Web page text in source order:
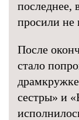
последнее,
просили не
После
стало
сестры» и